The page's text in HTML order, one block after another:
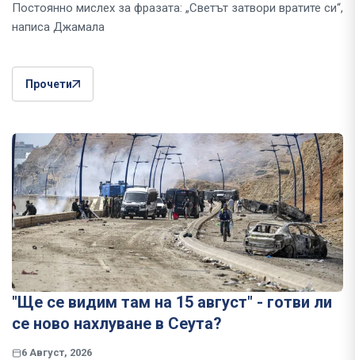
Постоянно мислех за фразата: „Светът затвори вратите си“,
написа Джамала
Прочети
"Ще се видим там на 15 август" - готви ли
се ново нахлуване в Сеута?
6 Август, 2026